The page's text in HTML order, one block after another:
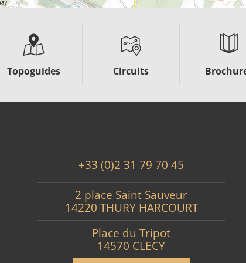
Topoguides Circuits
+33 (0)2 31 79 70 45
2 place Saint Sauveur
14220 THURY HARCOURT
Place du Tripot
14570 CLECY